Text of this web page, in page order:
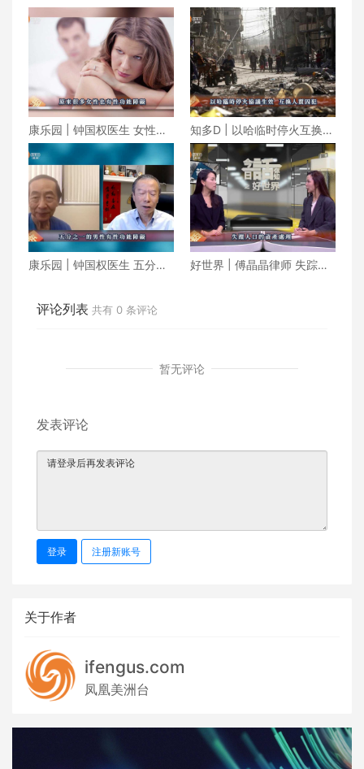
康乐园 | 钟国权医生 女性也
有性功能障碍
知多D | 以哈临时停火互换人
质囚犯 朝鲜成功发射军事侦
察卫星
康乐园 | 钟国权医生 五分之
好世界 | 傅晶晶律师 失踪人
评论列表 共有 0 条评论
暂无评论
发表评论
登录 注册新账号
关于作者
ifengus.com
凤凰美洲台